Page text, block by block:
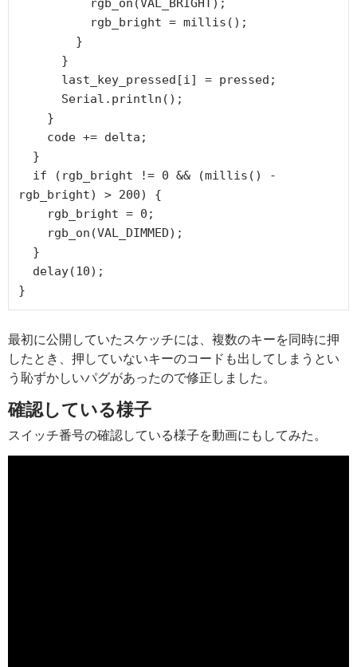
rgb_bright) > 200) {
}
最初に公開していたスケッチには、複数のキーを同時に押
したとき、押していないキーのコードも出してしまうとい
う恥ずかしいパグがあったので修正しました。
確認している様子
スイッチ番号の確認している様子を動画にもしてみた。